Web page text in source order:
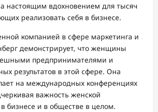
настоящим вдохновением для тысяч
реализовать себя в бизнесе.
компанией в сфере маркетинга и
демонстрирует, что женщины
предпринимателями и
результатов в этой сфере. Она
на международных конференциях
важность женской
бизнесе и в обществе в целом.